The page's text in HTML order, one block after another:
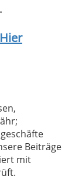
Hier
Beiträge
mit